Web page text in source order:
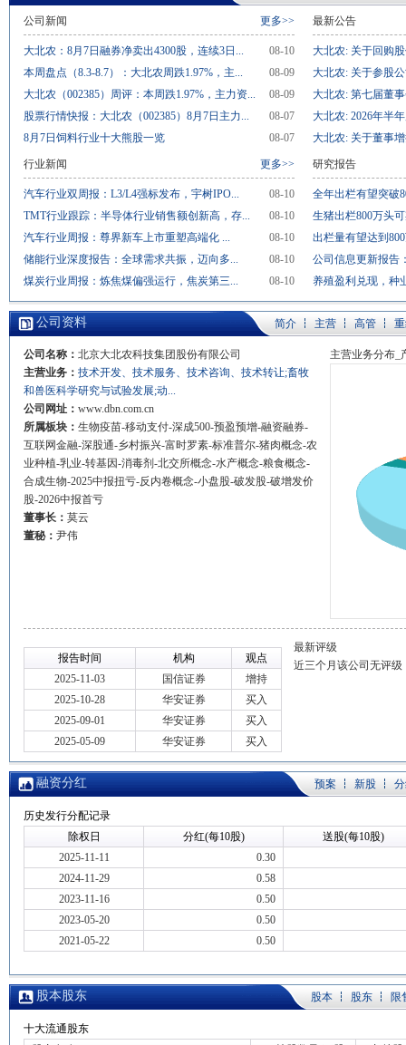
更多>>
公司新闻
08-10
大北农：8月7日融券净卖出4300股，连续3日...
08-09
本周盘点（8.3-8.7）：大北农周跌1.97%，主...
08-09
大北农（002385）周评：本周跌1.97%，主力资...
08-07
股票行情快报：大北农（002385）8月7日主力...
08-07
8月7日饲料行业十大熊股一览
更多>>
行业新闻
08-10
汽车行业双周报：L3/L4强标发布，宇树IPO...
08-10
TMT行业跟踪：半导体行业销售额创新高，存...
08-10
汽车行业周报：尊界新车上市重塑高端化 ...
08-10
储能行业深度报告：全球需求共振，迈向多...
08-10
煤炭行业周报：炼焦煤偏强运行，焦炭第三...
最新公告
大北农: 关于回购
大北农: 关于参股
大北农: 第七届董
大北农: 2026年半
大北农: 关于董事
研究报告
全年出栏有望突破
生猪出栏800万头
出栏量有望达到
公司信息更新报告
养殖盈利兑现，种
公司资料 简介 主营 高管
公司名称： 北京大北农科技集团股份有限公司
主营业务： 技术开发、技术服务、技术咨询、技术转让;畜牧
和兽医科学研究与试验发展;动...
公司网址： www.dbn.com.cn
所属板块： 生物疫苗-移动支付-深成500-预盈预增-融资融券-
互联网金融-深股通-乡村振兴-富时罗素-标准普尔-猪肉概念-农
业种植-乳业-转基因-消毒剂-北交所概念-水产概念-粮食概念-
合成生物-2025中报扭亏-反内卷概念-小盘股-破发股-破增发价
股-2026中报首亏
董事长： 莫云
董秘： 尹伟
主营业务分布_
报告时间 机构
观点
2025-11-03
国信证券
增持
2025-10-28
华安证券
买入
2025-09-01
华安证券
买入
2025-05-09
华安证券 买入
最新评级
近三个月该公司无评级
融资分红 预案 新股
历史发行分配记录
除权日
分红(每10股)
送股(每10股)
2025-11-11
0.30
2024-11-29
0.58
2023-11-16
0.50
2023-05-20
0.50
2021-05-22
0.50
股本股东 股本 股东 限
十大流通股东